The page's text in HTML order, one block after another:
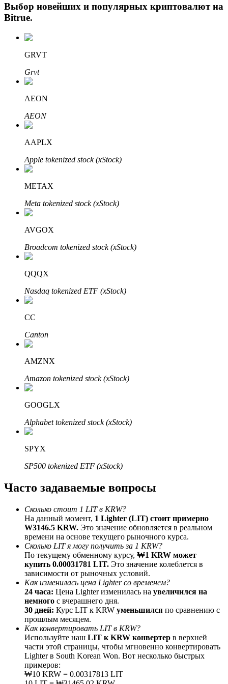
Авто Инвест
Получите долгосрочную прибыль и гибкие проценты
Bitrue
Bitrue Партнеры
Партнеры Bitrue
До 65% комиссии!
Реферал
Пригласите друга, чтобы получить денежные
вознаграждения
Deposit CASHCAT & Win
Выбор новейших и популярных криптовалют на
Bitrue.
GRVT
Grvt
AEON
AEON
AAPLX
Apple tokenized stock (xStock)
METAX
Meta tokenized stock (xStock)
AVGOX
Broadcom tokenized stock (xStock)
QQQX
Nasdaq tokenized ETF (xStock)
CC
Canton
AMZNX
Amazon tokenized stock (xStock)
GOOGLX
Alphabet tokenized stock (xStock)
SPYX
SP500 tokenized ETF (xStock)
Часто задаваемые вопросы
Сколько стоит 1 LIT в KRW?
На данный момент, 1 Lighter (LIT) стоит примерно
₩3146.5 KRW. Это значение обновляется в реальном
времени на основе текущего рыночного курса.
Сколько LIT я могу получить за 1 KRW?
По текущему обменному курсу, ₩1 KRW может
купить 0.00031781 LIT. Это значение колеблется в
зависимости от рыночных условий.
Как изменилась цена Lighter со временем?
24 часа: Цена Lighter изменилась на увеличился на
немного с вчерашнего дня.
30 дней: Курс LIT к KRW уменьшился по сравнению с
прошлым месяцем.
Как конвертировать LIT в KRW?
Используйте наш LIT к KRW конвертер в верхней
части этой страницы, чтобы мгновенно конвертировать
Lighter в South Korean Won. Вот несколько быстрых
примеров:
₩10 KRW = 0.00317813 LIT